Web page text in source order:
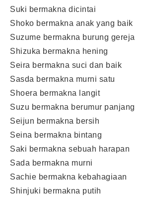
Suki bermakna dicintai
Shoko bermakna anak yang baik
Suzume bermakna burung gereja
Shizuka bermakna hening
Seira bermakna suci dan baik
Sasda bermakna murni satu
Shoera bermakna langit
Suzu bermakna berumur panjang
Seijun bermakna bersih
Seina bermakna bintang
Saki bermakna sebuah harapan
Sada bermakna murni
Sachie bermakna kebahagiaan
Shinjuki bermakna putih